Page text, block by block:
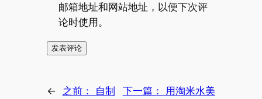
邮箱地址和网站地址，以便下次评
论时使用。
← 之前：
自制
下一篇：
用淘米水美